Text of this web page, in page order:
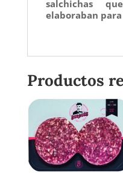
salchichas
elaboraban
Productos